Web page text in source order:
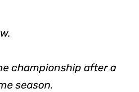
championship after a
season.